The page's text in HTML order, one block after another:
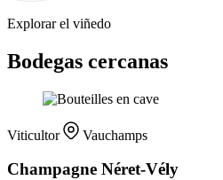
Explorar el viñedo
Bodegas cercanas
Viticultor Vauchamps
Champagne Néret-Vély